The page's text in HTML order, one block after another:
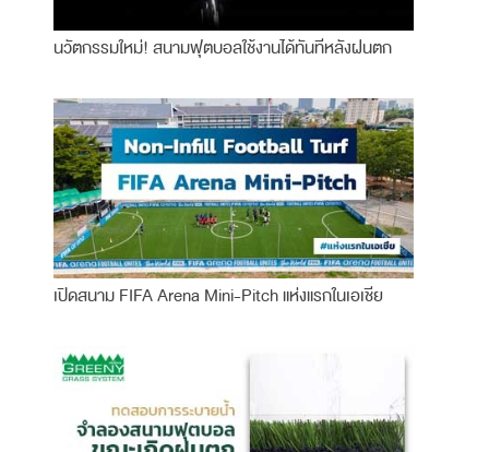
นวัตกรรมใหม่! สนามฟุตบอลใช้งานได้ทันทีหลังฝนตก
เปิดสนาม FIFA Arena Mini-Pitch แห่งแรกในเอเชีย